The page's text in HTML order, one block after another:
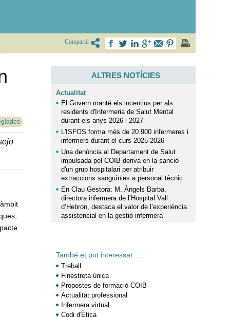
Compartir
ALTRES NOTÍCIES
Actualitat
El Govern manté els incentius per als
residents d'Infermeria de Salut Mental
durant els anys 2026 i 2027
L'ISFOS forma més de 20.900 infermeres i
infermers durant el curs 2025-2026
Una denúncia al Departament de Salut
impulsada pel COIB deriva en la sanció
d'un grup hospitalari per atribuir
extraccions sanguínies a personal tècnic
En Clau Gestora: M. Àngels Barba,
directora infermera de l’Hospital Vall
d’Hebron, destaca el valor de l’experiència
assistencial en la gestió infermera
També et pot interessar ...
Treball
Finestreta única
Propostes de formació COIB
Actualitat professional
Infermera virtual
Codi d'Ètica